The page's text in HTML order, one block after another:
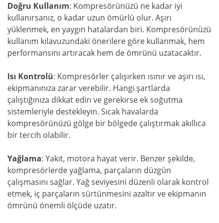
Doğru Kullanım: Kompresörünüzü ne kadar iyi
kullanırsanız, o kadar uzun ömürlü olur. Aşırı
yüklenmek, en yaygın hatalardan biri. Kompresörünüzü
kullanım kılavuzundaki önerilere göre kullanmak, hem
performansını artıracak hem de ömrünü uzatacaktır.
Isı Kontrolü: Kompresörler çalışırken ısınır ve aşırı ısı,
ekipmanınıza zarar verebilir. Hangi şartlarda
çalıştığınıza dikkat edin ve gerekirse ek soğutma
sistemleriyle destekleyin. Sıcak havalarda
kompresörünüzü gölge bir bölgede çalıştırmak akıllıca
bir tercih olabilir.
Yağlama: Yakıt, motora hayat verir. Benzer şekilde,
kompresörlerde yağlama, parçaların düzgün
çalışmasını sağlar. Yağ seviyesini düzenli olarak kontrol
etmek, iç parçaların sürtünmesini azaltır ve ekipmanın
ömrünü önemli ölçüde uzatır.